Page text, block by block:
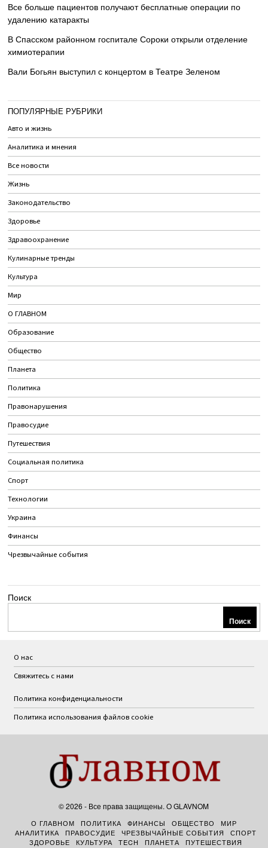
Все больше пациентов получают бесплатные операции по
удалению катаракты
В Спасском районном госпитале Сороки открыли отделение
химиотерапии
Вали Богьян выступил с концертом в Театре Зеленом
ПОПУЛЯРНЫЕ РУБРИКИ
Авто и жизнь
Аналитика и мнения
Все новости
Жизнь
Законодательство
Здоровье
Здравоохранение
Кулинарные тренды
Культура
Мир
О ГЛАВНОМ
Образование
Общество
Планета
Политика
Правонарушения
Правосудие
Путешествия
Социальная политика
Спорт
Технологии
Украина
Финансы
Чрезвычайные события
Поиск
Поиск
О нас
Свяжитесь с нами
Политика конфиденциальности
Политика использования файлов cookie
©2026 - Все права защищены. O GLAVNOM
О ГЛАВНОМ ПОЛИТИКА ФИНАНСЫ ОБЩЕСТВО
МИР
АНАЛИТИКА
ПРАВОСУДИЕ ЧРЕЗВЫЧАЙНЫЕ СОБЫТИЯ
СПОРТ
ЗДОРОВЬЕ
КУЛЬТУРА TECH ПЛАНЕТА
ПУТЕШЕСТВИЯ